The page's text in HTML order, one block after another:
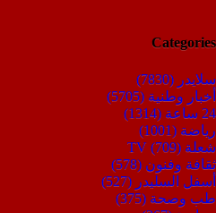
Categories
سلايدر (7830)
أخبار وطنية (5705)
24 ساعة
(1314)
رياضة (1001)
شعلة TV (709)
ثقافة وفنون (578)
أسفل السليدر (527)
طب وصحة (375)